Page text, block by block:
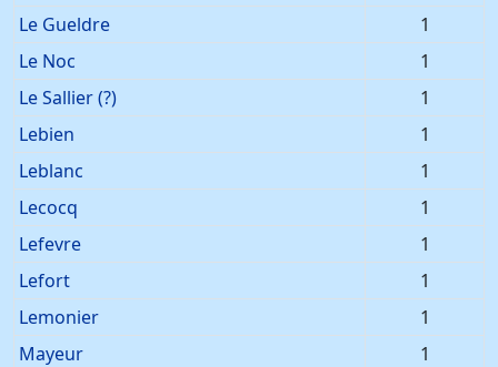
Le Gueldre
1
Le Noc
1
Le Sallier (?)
1
Lebien
1
Leblanc
1
Lecocq
1
Lefevre
1
Lefort
1
Lemonier
1
Mayeur
1